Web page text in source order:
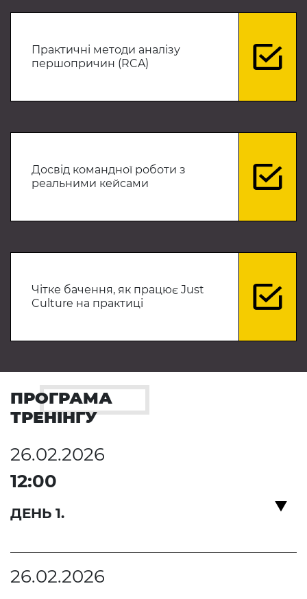
Практичні методи аналізу
першопричин (RCA)
Досвід командної роботи з
реальними кейсами
Чітке бачення, як працює Just
Culture на практиці
ПРОГРАМА
ТРЕНІНГУ
26.02.2026
12:00
ДЕНЬ 1.
26.02.2026